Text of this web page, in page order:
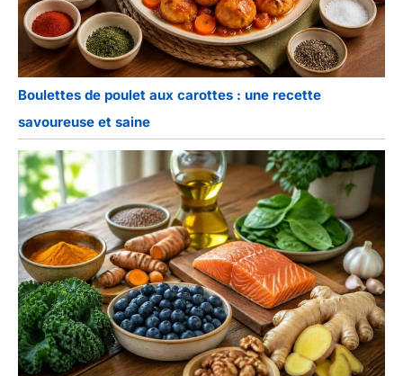
Boulettes de poulet aux carottes : une recette
savoureuse et saine